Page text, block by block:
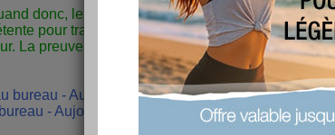
donc, les patrons comprendrons qu'on a
pour travailler correctement dans la joie et la
La preuve :
- Aujourdhui.com